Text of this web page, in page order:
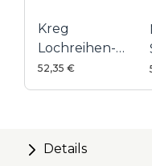
Kreg
Lochreihen-
Bohrschablone
LR32 | 5 mm
52,35 €
Details